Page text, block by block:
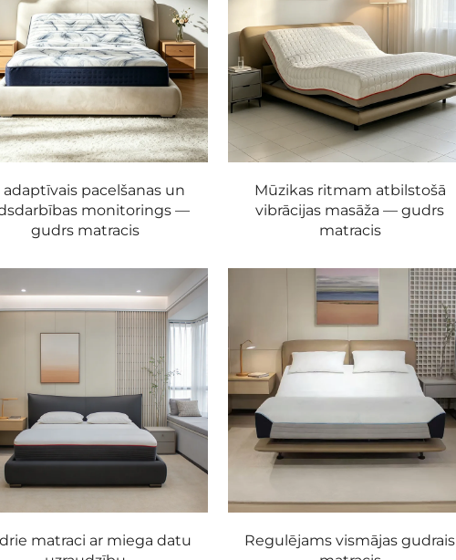
adaptīvais pacelšanas un
monitorings —
gudrs matracis
Mūzikas ritmam atbilstošā
vibrācijas masāža — gudrs
matracis
matraci ar miega datu
Regulējams vismājas gudrais